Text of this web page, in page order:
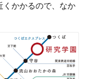
くかかるので、なか